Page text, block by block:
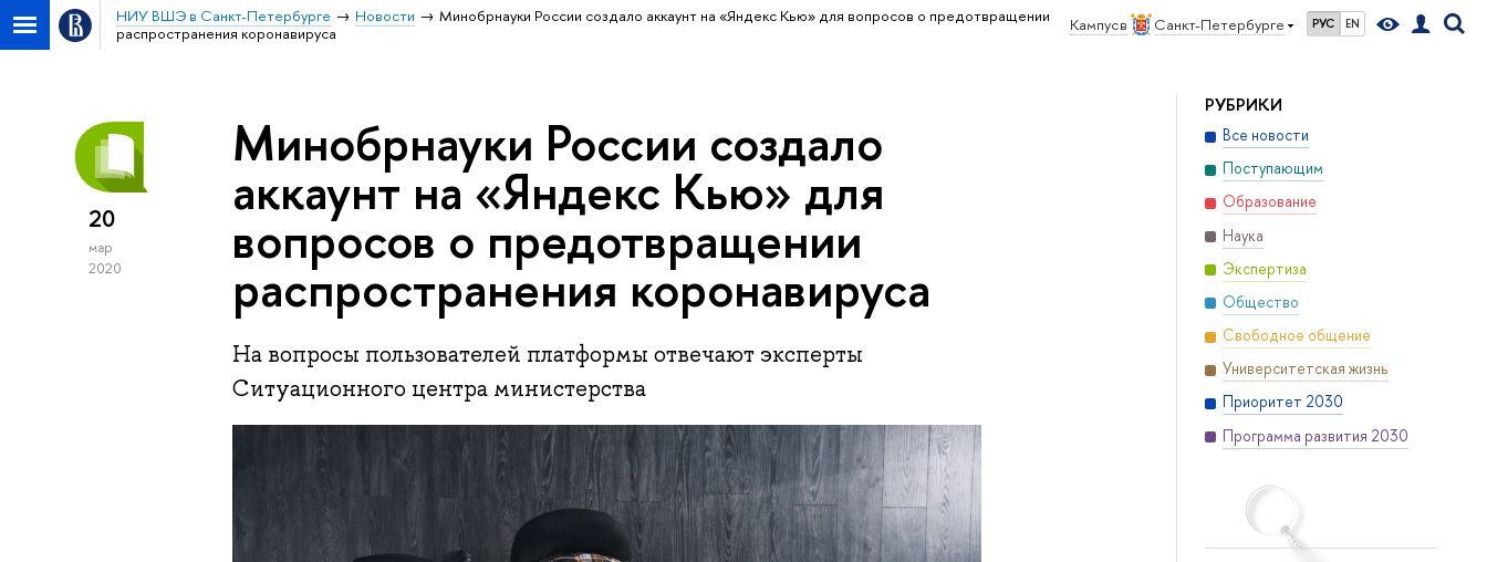
Кампус в Санкт-Петербурге РУС EN
НИУ ВШЭ в Санкт-Петербурге Новости
Минобрнауки России создало аккаунт на «Яндекс Кью» для вопросов о предотвращении
распространения коронавируса
РУБРИКИ
Все новости
Поступающим
Образование
Наука
Экспертиза
Общество
Свободное общение
Университетская жизнь
Приоритет 2030
Программа развития 2030
20
мар
2020
Минобрнауки России создало
аккаунт на «Яндекс Кью» для
вопросов о предотвращении
распространения коронавируса
На вопросы пользователей платформы отвечают эксперты
Ситуационного центра министерства